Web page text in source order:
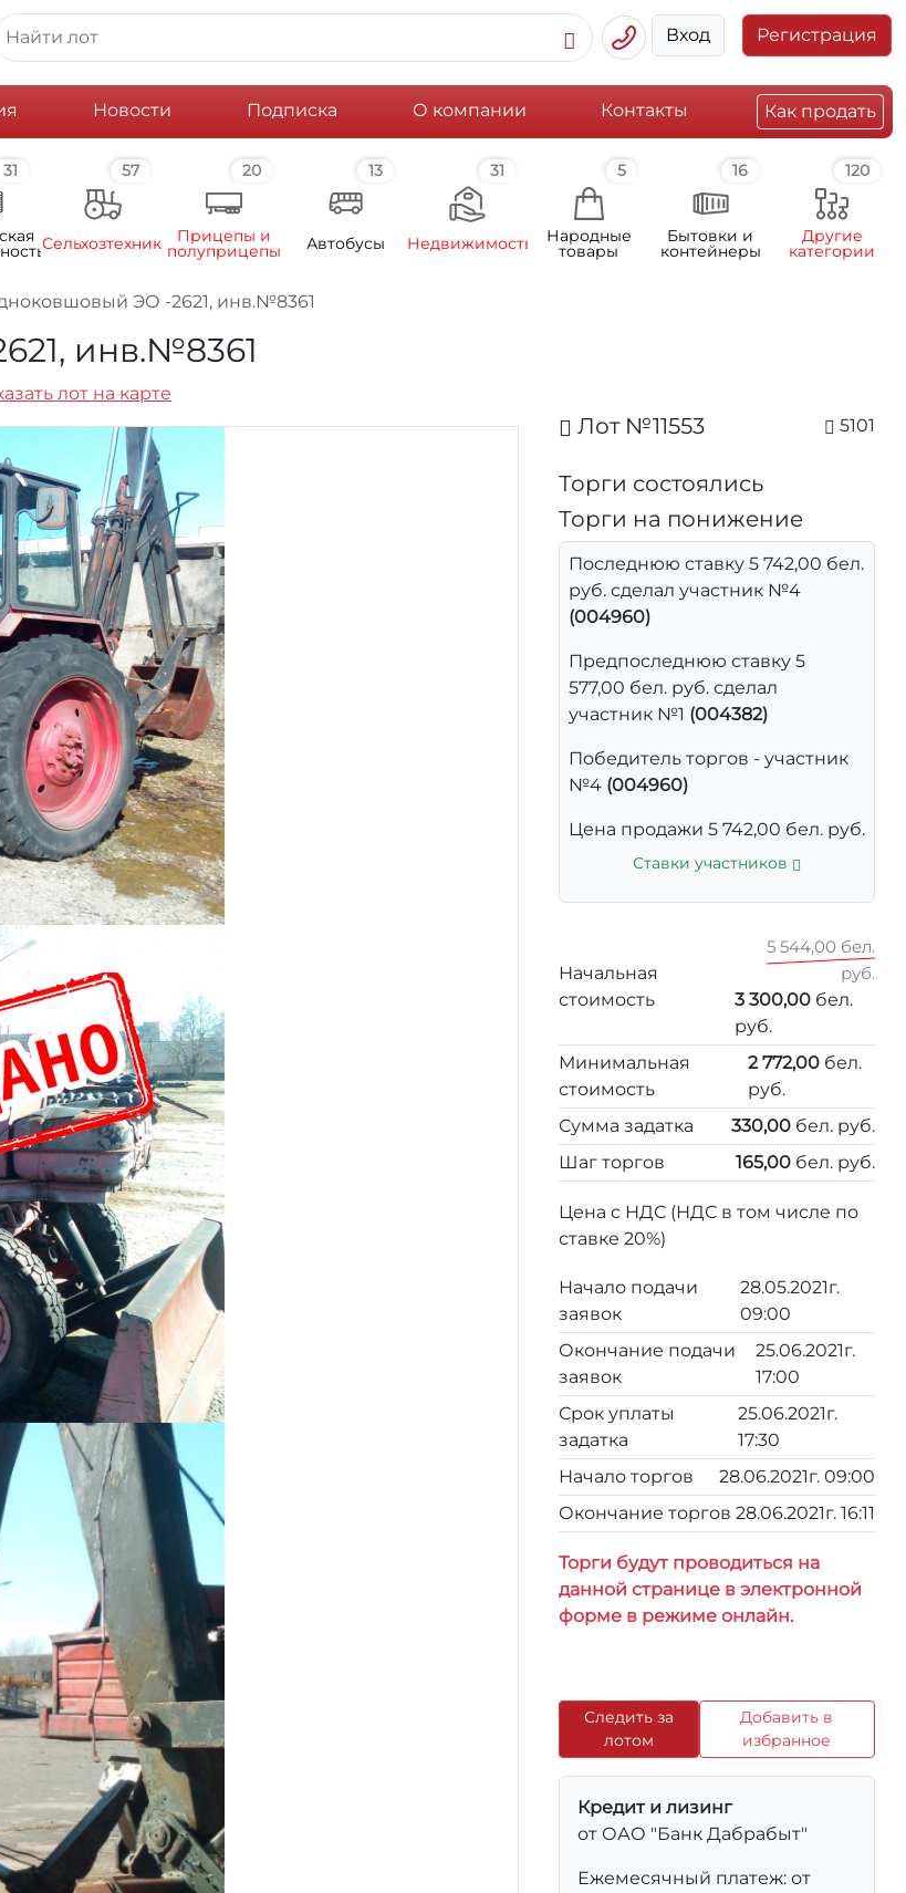
Вход Регистрация
Новости Подписка О компании Контакты Как продать
31 57
Сельхозтехника
20
Прицепы и
полуприцепы
13
Автобусы
31
Недвижимость
5
Народные
товары
16
Бытовки и
контейнеры
120
Другие
категории
ЭО -2621, инв.№8361
инв.№8361
лот на карте
Лот №11553 5101
Торги состоялись
Торги на понижение
Последнюю ставку 5 742,00 бел.
руб. сделал участник №4
(004960)
Предпоследнюю ставку 5
577,00 бел. руб. сделал
участник №1 (004382)
Победитель торгов - участник
№4 (004960)
Цена продажи 5 742,00 бел. руб.
Ставки участников
Начальная
стоимость
5 544,00 бел.
руб.
3 300,00бел.
руб.
Минимальная
стоимость
2 772,00 бел.
руб.
Сумма задатка
330,00 бел. руб.
Шаг торгов
165,00 бел. руб.
Цена с НДС (НДС в том числе по
ставке 20%)
Начало подачи
заявок
28.05.2021г.
09:00
Окончание подачи
заявок
25.06.2021г.
17:00
Срок уплаты
задатка
25.06.2021г.
17:30
Начало торгов
28.06.2021г. 09:00
Окончание торгов 28.06.2021г. 16:11
Торги будут проводиться на
данной странице в электронной
форме в режиме онлайн.
Следить за
лотом
Добавить в
избранное
Кредит и лизинг
от ОАО "Банк Дабрабыт"
Ежемесячный платеж: от